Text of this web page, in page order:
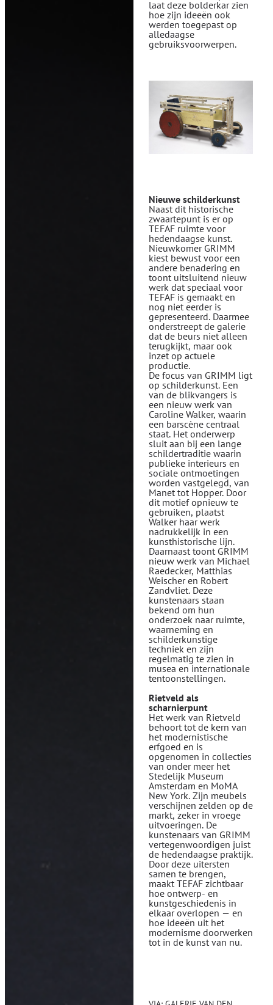
laat deze bolderkar zien
hoe zijn ideeën ook
werden toegepast op
alledaagse
gebruiksvoorwerpen.
Nieuwe schilderkunst
Naast dit historische
zwaartepunt is er op
TEFAF ruimte voor
hedendaagse kunst.
Nieuwkomer GRIMM
kiest bewust voor een
andere benadering en
toont uitsluitend nieuw
werk dat speciaal voor
TEFAF is gemaakt en
nog niet eerder is
gepresenteerd. Daarmee
onderstreept de galerie
dat de beurs niet alleen
terugkijkt, maar ook
inzet op actuele
productie.
De focus van GRIMM ligt
op schilderkunst. Een
van de blikvangers is
een nieuw werk van
Caroline Walker, waarin
een barscène centraal
staat. Het onderwerp
sluit aan bij een lange
schildertraditie waarin
publieke interieurs en
sociale ontmoetingen
worden vastgelegd, van
Manet tot Hopper. Door
dit motief opnieuw te
gebruiken, plaatst
Walker haar werk
nadrukkelijk in een
kunsthistorische lijn.
Daarnaast toont GRIMM
nieuw werk van Michael
Raedecker, Matthias
Weischer en Robert
Zandvliet. Deze
kunstenaars staan
bekend om hun
onderzoek naar ruimte,
waarneming en
schilderkunstige
techniek en zijn
regelmatig te zien in
musea en internationale
tentoonstellingen.
Rietveld als
scharnierpunt
Het werk van Rietveld
behoort tot de kern van
het modernistische
erfgoed en is
opgenomen in collecties
van onder meer het
Stedelijk Museum
Amsterdam en MoMA
New York. Zijn meubels
verschijnen zelden op de
markt, zeker in vroege
uitvoeringen. De
kunstenaars van GRIMM
vertegenwoordigen juist
de hedendaagse praktijk.
Door deze uitersten
samen te brengen,
maakt TEFAF zichtbaar
hoe ontwerp- en
kunstgeschiedenis in
elkaar overlopen — en
hoe ideeën uit het
modernisme doorwerken
tot in de kunst van nu.